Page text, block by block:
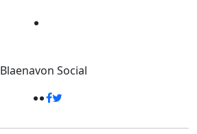
Blaenavon Social